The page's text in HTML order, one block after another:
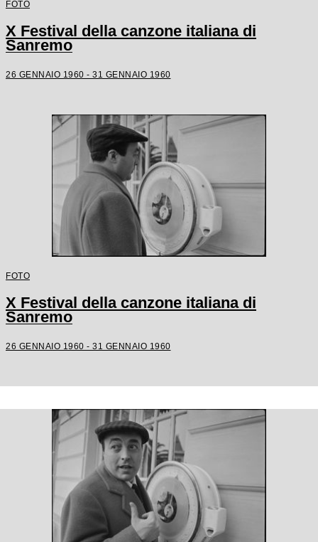
FOTO
X Festival della canzone italiana di
Sanremo
26 GENNAIO 1960 - 31 GENNAIO 1960
FOTO
X Festival della canzone italiana di
Sanremo
26 GENNAIO 1960 - 31 GENNAIO 1960